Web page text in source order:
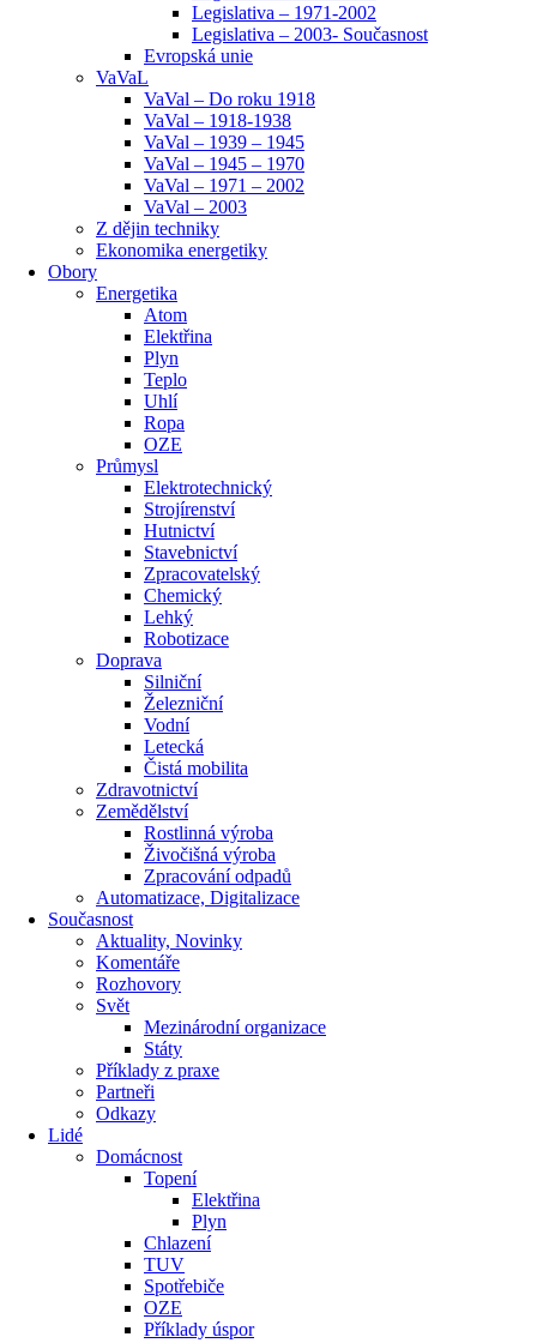
Legislativa – 1971-2002
Legislativa – 2003- Současnost
Evropská unie
VaVaL
VaVal – Do roku 1918
VaVal – 1918-1938
VaVal – 1939 – 1945
VaVal – 1945 – 1970
VaVal – 1971 – 2002
VaVal – 2003
Z dějin techniky
Ekonomika energetiky
Obory
Energetika
Atom
Elektřina
Plyn
Teplo
Uhlí
Ropa
OZE
Průmysl
Elektrotechnický
Strojírenství
Hutnictví
Stavebnictví
Zpracovatelský
Chemický
Lehký
Robotizace
Doprava
Silniční
Železniční
Vodní
Letecká
Čistá mobilita
Zdravotnictví
Zemědělství
Rostlinná výroba
Živočišná výroba
Zpracování odpadů
Automatizace, Digitalizace
Současnost
Aktuality, Novinky
Komentáře
Rozhovory
Svět
Mezinárodní organizace
Státy
Příklady z praxe
Partneři
Odkazy
Lidé
Domácnost
Topení
Elektřina
Plyn
Chlazení
TUV
Spotřebiče
OZE
Příklady úspor